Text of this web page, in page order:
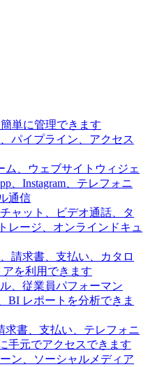
単に管理できます
パイプライン、アクセス
ム、ウェブサイトウィジェ
、Instagram、テレフォニ
通信
チャット、ビデオ通話、タ
レージ、オンラインドキュ
請求書、支払い、カタロ
を利用できます
、従業員パフォーマン
BI レポートを分析できま
求書、支払い、テレフォニ
手元でアクセスできます
ン、ソーシャルメディア